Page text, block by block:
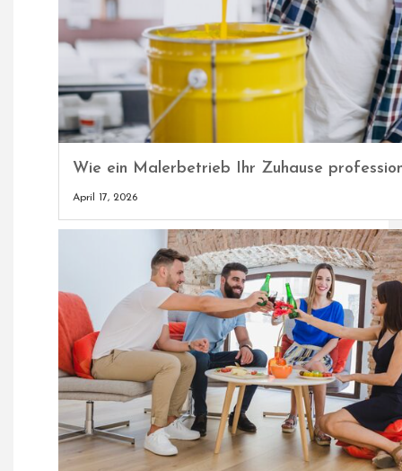
Wie ein Malerbetrieb Ihr Zuhause
April 17, 2026